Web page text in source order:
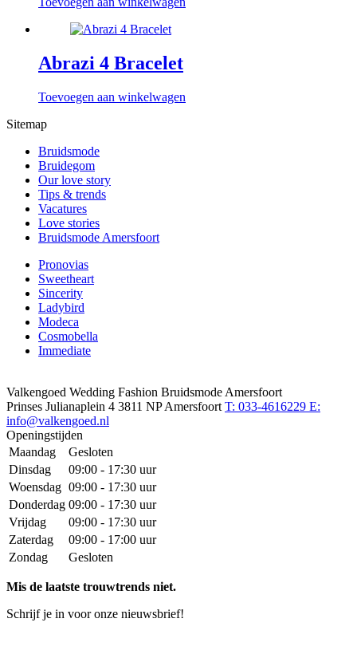
Abrazi 4 Bracelet
Toevoegen aan winkelwagen
Sitemap
Bruidsmode
Bruidegom
Our love story
Tips & trends
Vacatures
Love stories
Bruidsmode Amersfoort
Pronovias
Sweetheart
Sincerity
Ladybird
Modeca
Cosmobella
Immediate
Valkengoed Wedding Fashion Bruidsmode Amersfoort
Prinses Julianaplein 4 3811 NP Amersfoort T: 033-4616229 E:
info@valkengoed.nl
Openingstijden
Maandag
Gesloten
Dinsdag
09:00 - 17:30 uur
Woensdag 09:00 - 17:30 uur
Donderdag 09:00 - 17:30 uur
Vrijdag
09:00 - 17:30 uur
Zaterdag
09:00 - 17:00 uur
Zondag
Gesloten
Mis de laatste trouwtrends niet.
Schrijf je in voor onze nieuwsbrief!